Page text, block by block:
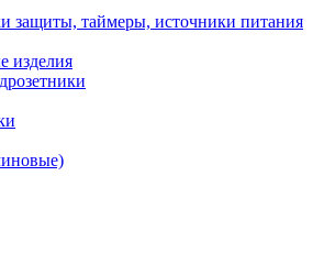
защиты, таймеры, источники питания
изделия